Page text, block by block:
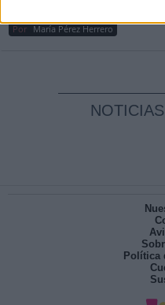
Por María Pérez Herrero
Política